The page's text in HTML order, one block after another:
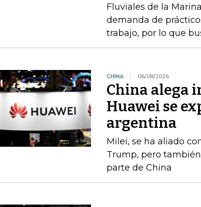
Fluviales de la
demanda de
trabajo, por lo que
CHINA 06/08/2026
China alega
Huawei se
argentina
Milei, se ha aliado
Trump, pero
parte de China